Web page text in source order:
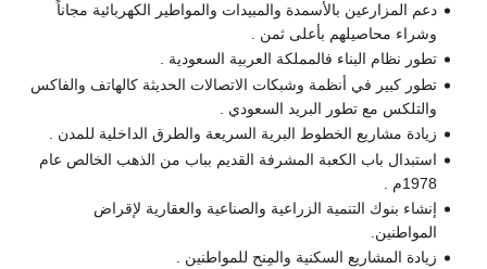
دعم المزارعين بالأسمدة والمبيدات والمواطير الكهربائية مجاناً
وشراء محاصيلهم بأعلى ثمن .
تطور نظام البناء فالمملكة العربية السعودية .
تطور كبير في أنظمة وشبكات الاتصالات الحديثة كالهاتف والفاكس
والتلكس مع تطور البريد السعودي .
زيادة مشاريع الخطوط البرية السريعة والطرق الداخلية للمدن .
استبدال باب الكعبة المشرفة القديم بباب من الذهب الخالص عام
1978م .
إنشاء بنوك التنمية الزراعية والصناعية والعقارية لإقراض
المواطنين.
زيادة المشاريع السكنية والمِنح للمواطنين .